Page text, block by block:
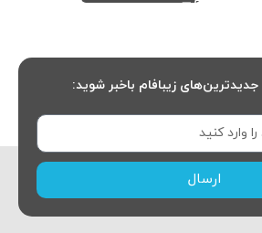
زیبافام باخبر شوید:
ارسال